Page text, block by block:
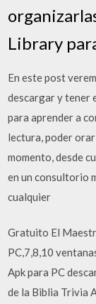
Library
En este post
descargar y tener
para aprender a
lectura, poder
momento, desde
en un consultorio
cualquier
Gratuito El
PC,7,8,10
Apk para PC
de la Biblia Trivia